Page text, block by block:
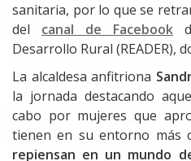
sanitaria, por lo que se
del canal de Facebook
Desarrollo Rural (READER),
La alcaldesa anfitriona
la jornada destacando
cabo por mujeres que
tienen en su entorno más
repiensan en un mundo